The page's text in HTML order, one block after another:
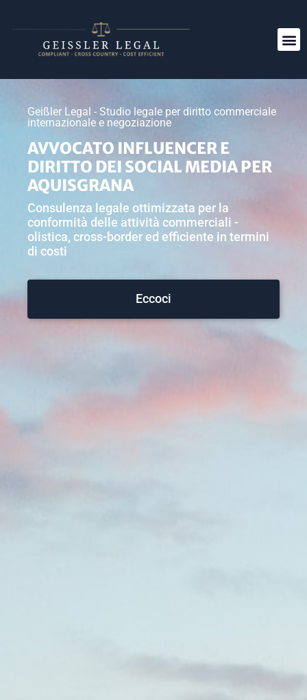
Geißler Legal - Studio legale per diritto commerciale
internazionale e negoziazione
AVVOCATO INFLUENCER E
DIRITTO DEI SOCIAL MEDIA PER
AQUISGRANA
Consulenza legale ottimizzata per la
conformità delle attività commerciali -
olistica, cross-border ed efficiente in termini
di costi
Eccoci